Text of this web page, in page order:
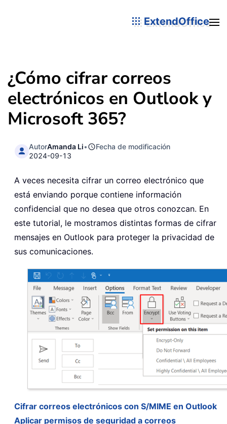
ExtendOffice
¿Cómo cifrar correos
electrónicos en Outlook y
Microsoft 365?
AutorAmanda Li•
Fecha de modificación
2024-09-13
A veces necesita cifrar un correo electrónico que
está enviando porque contiene información
confidencial que no desea que otros conozcan. En
este tutorial, le mostramos distintas formas de cifrar
mensajes en Outlook para proteger la privacidad de
sus comunicaciones.
Cifrar correos electrónicos con S/MIME en Outlook
Aplicar permisos de seguridad a correos